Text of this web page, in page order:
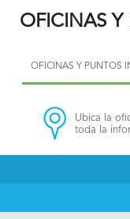
OFICINAS Y
OFICINAS Y PUNTOS
Ubica la
toda la